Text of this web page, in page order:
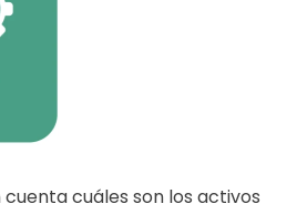
cuáles son los activos